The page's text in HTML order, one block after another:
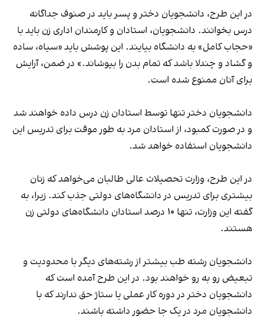
در این طرح، دانشجویان دختر و پسر باید در صنوف جداگانه
درس بخوانند. دانشجویان، استادان و کارمندان اداری زن باید با
«حجاب کامل» به دانشگاه بیایند. این پوشش باید «سیاه، ساده
و گشاد و چندلا باشد که تمام بدن را بپوشاند.» در ضمن، آرایش
برای آنان ممنوع شده است.
دانشجویان دختر تنها توسط استادان زن درس داده خواهند شد
و در صورت کمبود، از استادان مرد به طور موقت برای تدریس این
دانشجویان استفاده خواهد شد.
در این طرح، وزارت تحصیلات عالی طالبان می‌خواهد که زنان
بیشتری برای تدریس در دانشگاه‌های دولتی جذب کند. زیرا، به
گفته این وزارت، تنها ۱۰ درصد استادان دانشگاه‌های دولتی زن
هستند.
دانشجویان رشته طب بیشتر از رشته‌های دیگر با محدودیت و
تبعیض رو به رو خواهند بود. در این طرح آمده است که
دانشجویان دختر در دوره کار عملی یا ستاژ حق ندارند که با
دانشجویان مرد در یک جا حضور داشته باشند.